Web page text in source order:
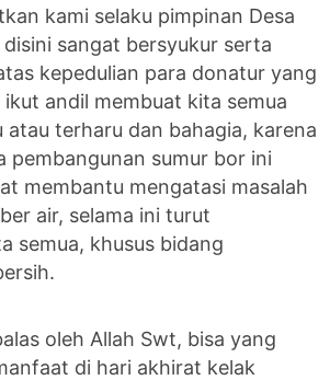
kami selaku pimpinan Desa
sangat bersyukur serta
kepedulian para donatur yang
andil membuat kita semua
atau terharu dan bahagia, karena
pembangunan sumur bor ini
membantu mengatasi masalah
air, selama ini turut
semua, khusus bidang
oleh Allah Swt, bisa yang
di hari akhirat kelak